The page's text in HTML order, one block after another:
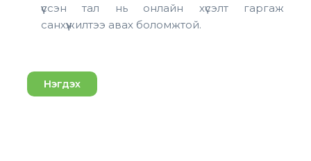
үүссэн тал нь онлайн хүсэлт гаргаж
санхүүжилтээ авах боломжтой.
Нэгдэх